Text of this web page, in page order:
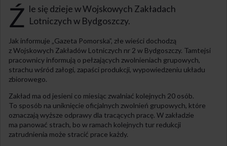
Ź le się dzieje w Wojskowych Zakładach
Lotniczych w Bydgoszczy.
Jak informuje „Gazeta Pomorska”, złe wieści dochodzą
z Wojskowych Zakładów Lotniczych nr 2 w Bydgoszczy. Tamtejsi
pracownicy informują o pełzających zwolnieniach grupowych,
strachu wśród załogi, zapaści produkcji, wypowiedzeniu układu
zbiorowego.
Zakład ma od jesieni co miesiąc zwalniać kolejnych 20 osób.
To sposób na uniknięcie oficjalnych zwolnień grupowych, które
oznaczają wyższe odprawy dla tracących pracę. W zakładzie
ma panować strach, bo w ramach kolejnych tur redukcji
zatrudnienia może stracić prace każdy.